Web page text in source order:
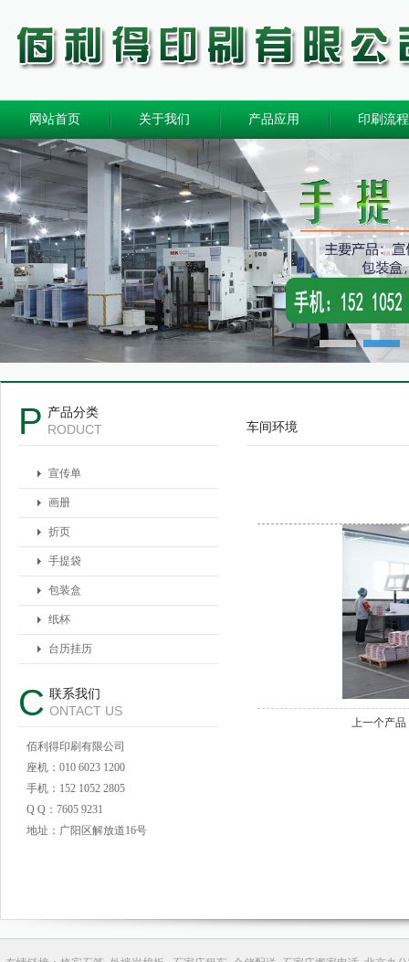
网站首页 关于我们 产品应用 印刷流程
P 产品分类
RODUCT
宣传单
画册
折页
手提袋
包装盒
纸杯
台历挂历
C 联系我们
ONTACT US
佰利得印刷有限公司
座机：010 6023 1200
手机：152 1052 2805
Q Q：7605 9231
地址：广阳区解放道16号
车间环境
上一个产